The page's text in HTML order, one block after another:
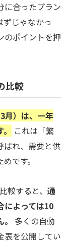
に合ったプラン
ずじゃなかっ
のポイントを押
比較
月）は、一年
これは「繁
ばれ、需要と供
です。
すると、 通
によっては10
多くの自動
表を公開してい